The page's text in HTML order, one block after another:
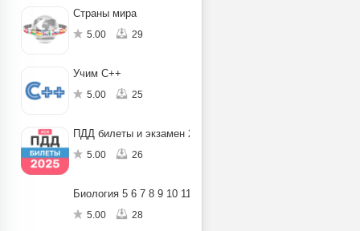
Страны мира
5.00 29
Учим C++
5.00 25
ПДД билеты и экзамен 2025
5.00 26
Биология 5 6 7 8 9 10 11
5.00 28